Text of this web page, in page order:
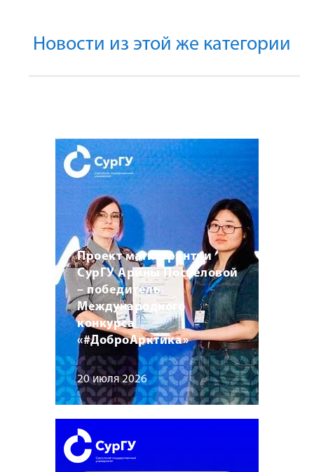
Новости из этой же категории
Проект магистрантки
СурГУ Арины Поспеловой
– победитель
Международного
конкурса
«#ДоброАрктика»
20 июля 2026